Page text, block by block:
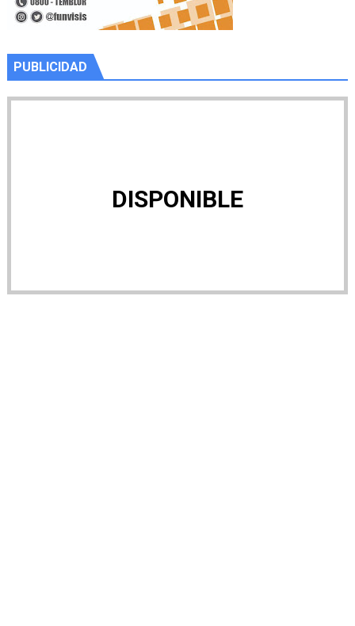
PUBLICIDAD
DISPONIBLE